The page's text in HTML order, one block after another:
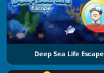
Deep Sea Life Escape